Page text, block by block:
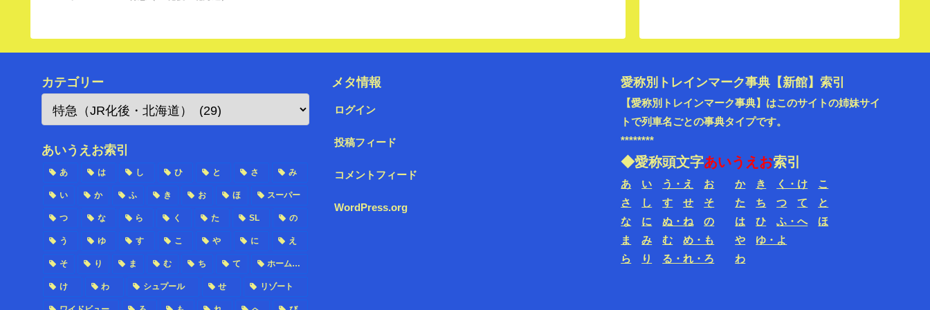
カテゴリー
あいうえお索引
あ は し ひ と さ み
い か ふ き お ほ スーパー
つ な ら く た SL の
う ゆ す こ や に え
そ り ま む ち て ホーム…
け わ シュプール せ リゾート
メタ情報
ログイン
投稿フィード
コメントフィード
WordPress.org
愛称別トレインマーク事典【新館】索引
【愛称別トレインマーク事典】はこのサイトの姉妹サイ
トで列車名ごとの事典タイプです。
********
◆愛称頭文字あいうえお索引
あ い う・え お か き く・け
こ
さ
し す せ そ た ち つ て
と
な
に ぬ・ね の は ひ ふ・へ
ほ
ま
み む め・も や
ゆ・よ
ら
り る・れ・ろ わ